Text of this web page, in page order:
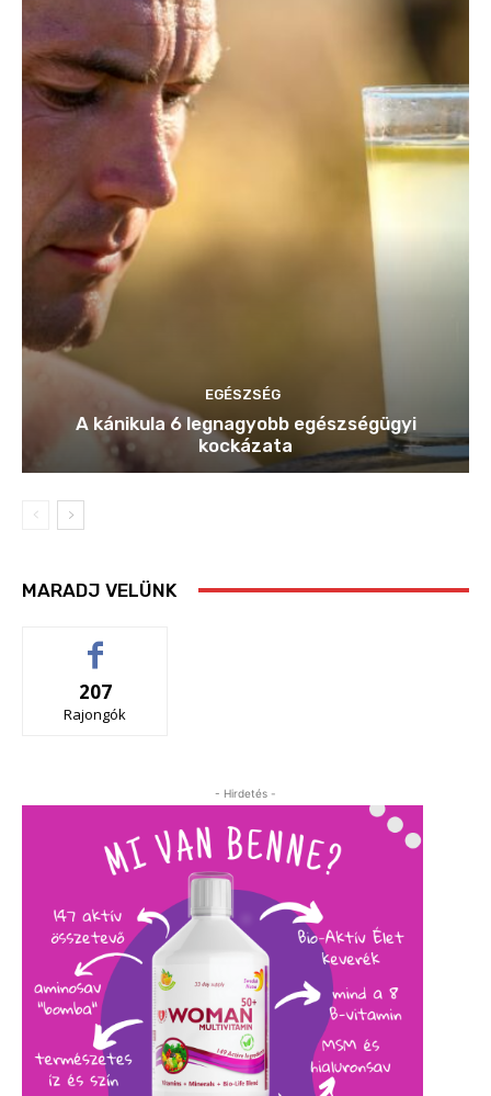
EGÉSZSÉG
A kánikula 6 legnagyobb egészségügyi
kockázata
MARADJ VELÜNK
207
Rajongók
- Hirdetés -